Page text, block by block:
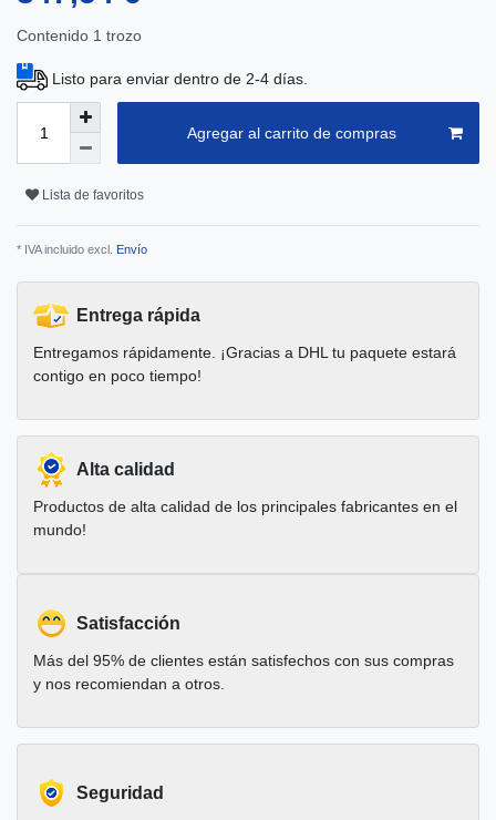
Contenido 1 trozo
Listo para enviar dentro de 2-4 días.
Agregar al carrito de compras
Lista de favoritos
* IVA incluido excl. Envío
Entrega rápida
Entregamos rápidamente. ¡Gracias a DHL tu paquete estará
contigo en poco tiempo!
Alta calidad
Productos de alta calidad de los principales fabricantes en el
mundo!
Satisfacción
Más del 95% de clientes están satisfechos con sus compras
y nos recomiendan a otros.
Seguridad